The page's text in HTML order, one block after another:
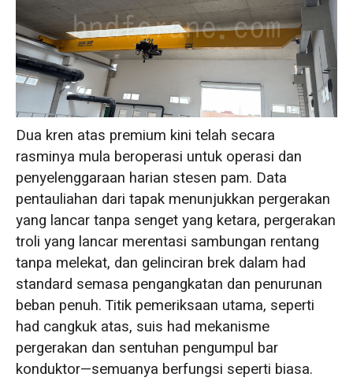
Dua kren atas premium kini telah secara
rasminya mula beroperasi untuk operasi dan
penyelenggaraan harian stesen pam. Data
pentauliahan dari tapak menunjukkan pergerakan
yang lancar tanpa senget yang ketara, pergerakan
troli yang lancar merentasi sambungan rentang
tanpa melekat, dan gelinciran brek dalam had
standard semasa pengangkatan dan penurunan
beban penuh. Titik pemeriksaan utama, seperti
had cangkuk atas, suis had mekanisme
pergerakan dan sentuhan pengumpul bar
konduktor—semuanya berfungsi seperti biasa.